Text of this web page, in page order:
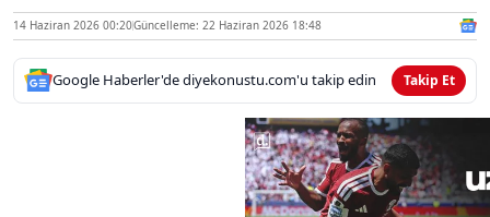
14 Haziran 2026 00:20Güncelleme: 22 Haziran 2026 18:48
Google Haberler'de diyekonustu.com'u takip edin Takip Et